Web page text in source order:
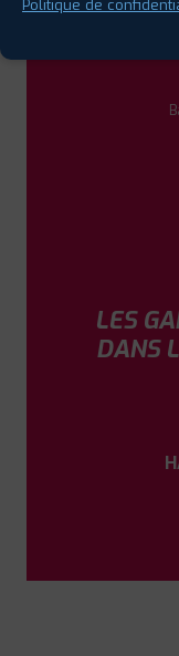
4
15 CHEMIN DE
AUXONNE
0380270270
LES
DANS
Politique de